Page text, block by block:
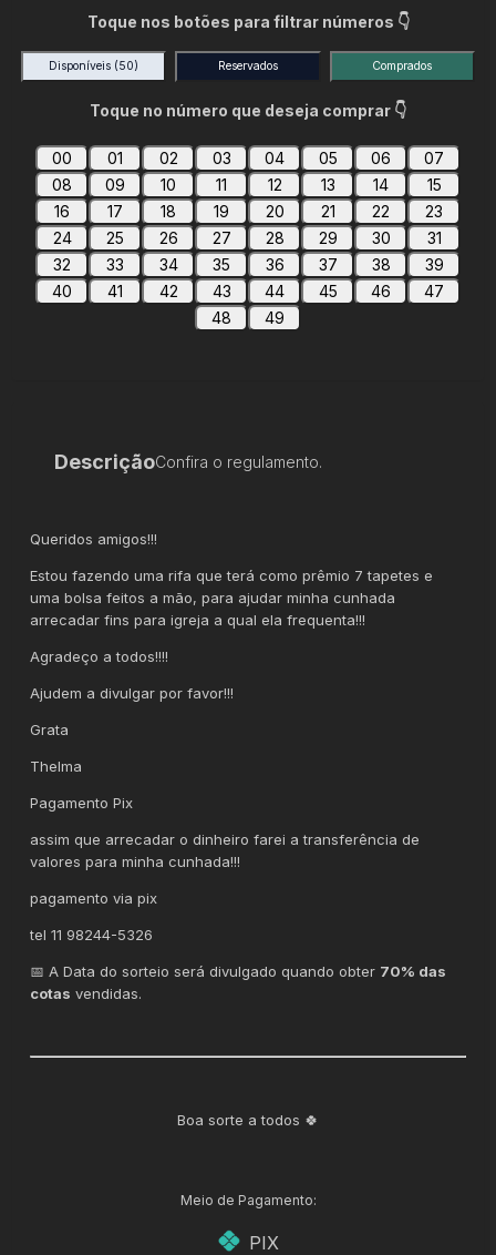
Toque nos botões para filtrar números 👇
Disponíveis (50) Reservados Comprados
Toque no número que deseja comprar 👇
00 01 02 03 04 05 06
07
08
09 10 11 12 13 14
15
16
17 18 19 20 21 22
23
24
25 26 27 28 29 30
31
32
33 34 35 36 37 38
39
40
41 42 43 44 45 46
47
48
49
DescriçãoConfira o regulamento.
Queridos amigos!!!
Estou fazendo uma rifa que terá como prêmio 7 tapetes e
uma bolsa feitos a mão, para ajudar minha cunhada
arrecadar fins para igreja a qual ela frequenta!!!
Agradeço a todos!!!!
Ajudem a divulgar por favor!!!
Grata
Thelma
Pagamento Pix
assim que arrecadar o dinheiro farei a transferência de
valores para minha cunhada!!!
pagamento via pix
tel 11 98244-5326
📅 A Data do sorteio será divulgado quando obter 70% das
cotas vendidas.
Boa sorte a todos 🍀
Meio de Pagamento:
PIX